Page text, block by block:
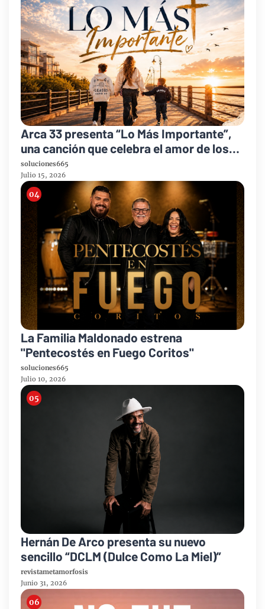
Arca 33 presenta “Lo Más Importante”,
una canción que celebra el amor de los
padres y el legado de la fe
soluciones665
Julio 15, 2026
La Familia Maldonado estrena
"Pentecostés en Fuego Coritos"
soluciones665
Julio 10, 2026
Hernán De Arco presenta su nuevo
sencillo “DCLM (Dulce Como La Miel)”
revistametamorfosis
Junio 31, 2026